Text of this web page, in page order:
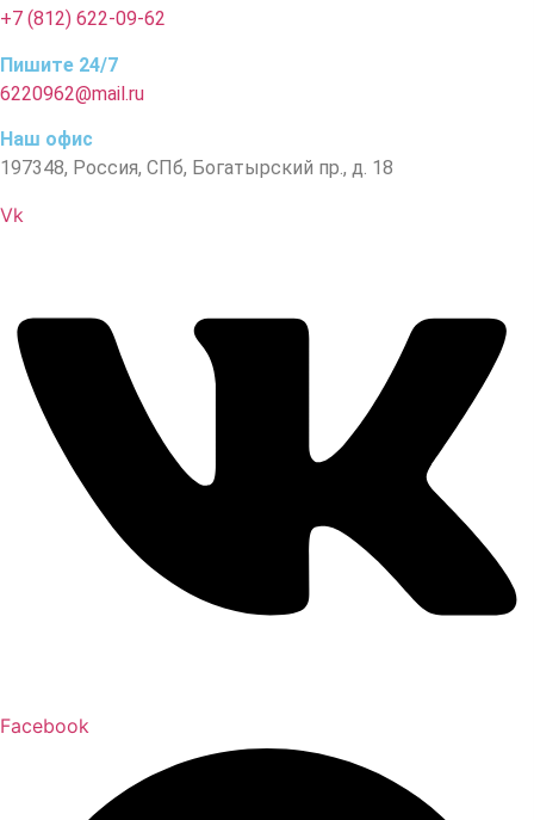
+7 (812) 622-09-62
Пишите 24/7
6220962@mail.ru
Наш офис
197348, Россия, СПб, Богатырский пр., д. 18
Vk
Facebook